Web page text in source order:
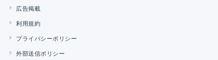
広告掲載
利用規約
プライバシーポリシー
外部送信ポリシー